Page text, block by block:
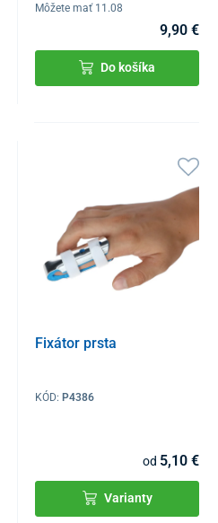
Môžete mať 11.08
9,90 €
Do košíka
Fixátor prsta
KÓD:P4386
od 5,10 €
Varianty